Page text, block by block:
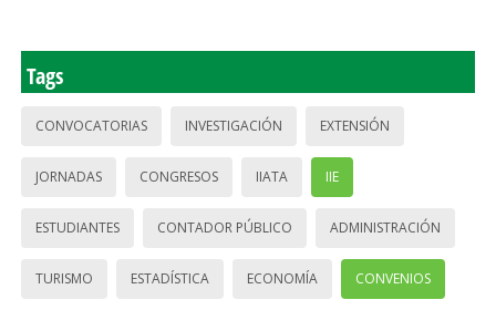
Tags
CONVOCATORIAS INVESTIGACIÓN EXTENSIÓN
JORNADAS CONGRESOS IIATA IIE
ESTUDIANTES CONTADOR PÚBLICO ADMINISTRACIÓN
TURISMO ESTADÍSTICA ECONOMÍA CONVENIOS